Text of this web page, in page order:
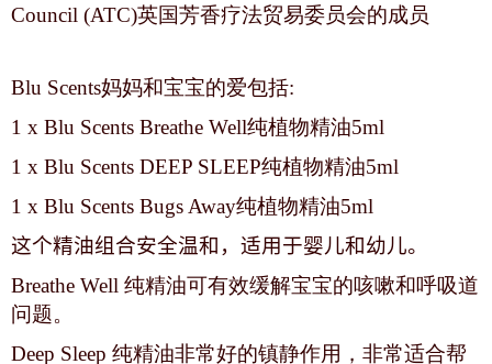
Council (ATC)英国芳香疗法贸易委员会的成员
Blu Scents妈妈和宝宝的爱包括:
1 x Blu Scents Breathe Well纯植物精油5ml
1 x Blu Scents DEEP SLEEP纯植物精油5ml
1 x Blu Scents Bugs Away纯植物精油5ml
这个精油组合安全温和，适用于婴儿和幼儿。
Breathe Well 纯精油可有效缓解宝宝的咳嗽和呼吸道
问题。
Deep Sleep 纯精油非常好的镇静作用，非常适合帮